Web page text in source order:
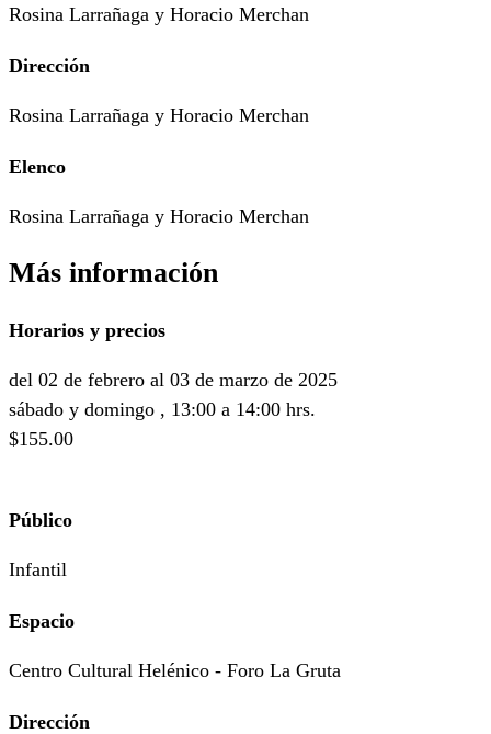
Rosina Larrañaga y Horacio Merchan
Dirección
Rosina Larrañaga y Horacio Merchan
Elenco
Rosina Larrañaga y Horacio Merchan
Más información
Horarios y precios
del 02 de febrero al 03 de marzo de 2025
sábado y domingo , 13:00 a 14:00 hrs.
$155.00
Público
Infantil
Espacio
Centro Cultural Helénico - Foro La Gruta
Dirección